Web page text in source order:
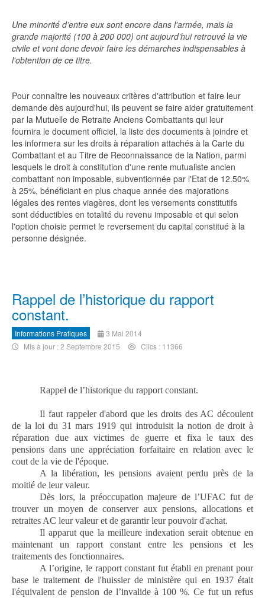
Une minorité d’entre eux sont encore dans l'armée, mais la
grande majorité (100 à 200 000) ont aujourd’hui retrouvé la vie
civile et vont donc devoir faire les démarches indispensables à
l'obtention de ce titre.
Pour connaître les nouveaux critères d'attribution et faire leur
demande dès aujourd'hui, ils peuvent se faire aider gratuitement
par la Mutuelle de Retraite Anciens Combattants qui leur
fournira le document officiel, la liste des documents à joindre et
les informera sur les droits à réparation attachés à la Carte du
Combattant et au Titre de Reconnaissance de la Nation, parmi
lesquels le droit à constitution d'une rente mutualiste ancien
combattant non imposable, subventionnée par l'Etat de 12.50%
à 25%, bénéficiant en plus chaque année des majorations
légales des rentes viagères, dont les versements constitutifs
sont déductibles en totalité du revenu imposable et qui selon
l'option choisie permet le reversement du capital constitué à la
personne désignée.
Rappel de l’historique du rapport
constant.
Informations Pratiques
3 Mai 2014
Mis à jour : 2 Septembre 2015
Clics : 11366
Rappel de l’historique du rapport constant.
Il faut rappeler d'abord que les droits des AC découlent
de la loi du 31 mars 1919 qui introduisit la notion de droit à
réparation due aux victimes de guerre et fixa le taux des
pensions dans une appréciation forfaitaire en relation avec le
cout de la vie de l'époque.
A la libération, les pensions avaient perdu près de la
moitié de leur valeur.
Dès lors, la préoccupation majeure de l’UFAC fut de
trouver un moyen de conserver aux pensions, allocations et
retraites AC leur valeur et de garantir leur pouvoir d'achat.
Il apparut que la meilleure indexation serait obtenue en
maintenant un rapport constant entre les pensions et les
traitements des fonctionnaires.
A l’origine, le rapport constant fut établi en prenant pour
base le traitement de l'huissier de ministère qui en 1937 était
l'équivalent de pension de l’invalide à 100 %. Ce fut un refus